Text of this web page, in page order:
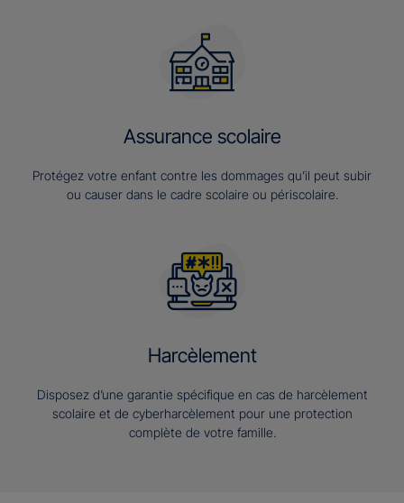
Assurance scolaire
Protégez votre enfant contre les dommages qu’il peut subir
ou causer dans le cadre scolaire ou périscolaire.
Harcèlement
Disposez d’une garantie spécifique en cas de harcèlement
scolaire et de cyberharcèlement pour une protection
complète de votre famille.